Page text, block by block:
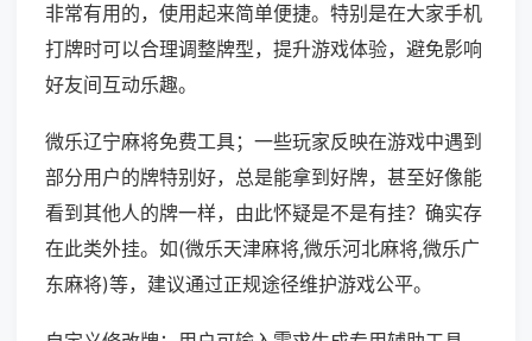
非常有用的，使用起来简单便捷。特别是在大家手机
打牌时可以合理调整牌型，提升游戏体验，避免影响
好友间互动乐趣。
微乐辽宁麻将免费工具；一些玩家反映在游戏中遇到
部分用户的牌特别好，总是能拿到好牌，甚至好像能
看到其他人的牌一样，由此怀疑是不是有挂？确实存
在此类外挂。如(微乐天津麻将,微乐河北麻将,微乐广
东麻将)等，建议通过正规途径维护游戏公平。